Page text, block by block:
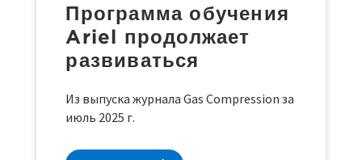
Программа обучения
Ariel продолжает
развиваться
Из выпуска журнала Gas Compression за
июль 2025 г.